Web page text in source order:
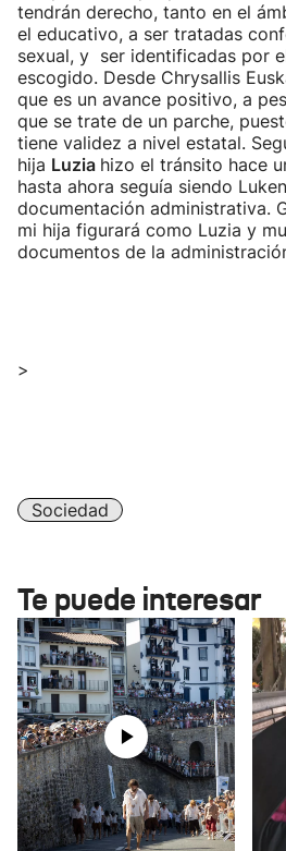
tendrán derecho, tanto en el
el educativo, a ser tratadas
sexual, y ser identificadas por
escogido. Desde Chrysallis
que es un avance positivo, a
que se trate de un parche,
tiene validez a nivel estatal.
hija Luzia hizo el tránsito hace
hasta ahora seguía siendo
documentación administrativa.
mi hija figurará como Luzia y
documentos de la
>
Sociedad
Te puede interesar